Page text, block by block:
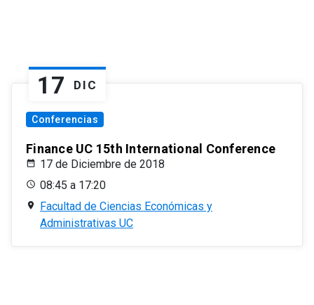
17 DIC
Conferencias
Finance UC 15th International Conference
17 de Diciembre de 2018
08:45 a 17:20
Facultad de Ciencias Económicas y
Administrativas UC